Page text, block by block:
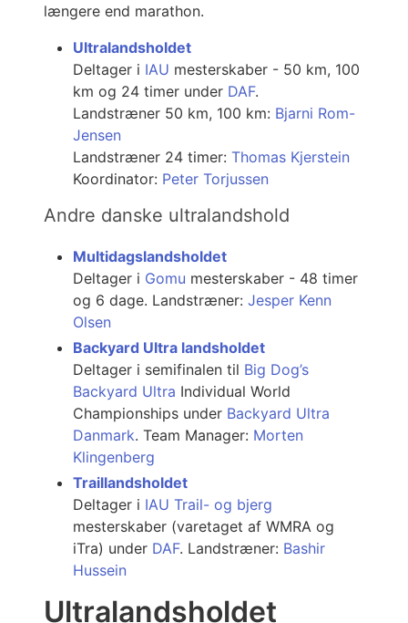
længere end marathon.
Ultralandsholdet
Deltager i IAU mesterskaber - 50 km, 100
km og 24 timer under DAF.
Landstræner 50 km, 100 km: Bjarni Rom-
Jensen
Landstræner 24 timer: Thomas Kjerstein
Koordinator: Peter Torjussen
Andre danske ultralandshold
Multidagslandsholdet
Deltager i Gomu mesterskaber - 48 timer
og 6 dage. Landstræner: Jesper Kenn
Olsen
Backyard Ultra landsholdet
Deltager i semifinalen til Big Dog’s
Backyard Ultra Individual World
Championships under Backyard Ultra
Danmark. Team Manager: Morten
Klingenberg
Traillandsholdet
Deltager i IAU Trail- og bjerg
mesterskaber (varetaget af WMRA og
iTra) under DAF. Landstræner: Bashir
Hussein
Ultralandsholdet